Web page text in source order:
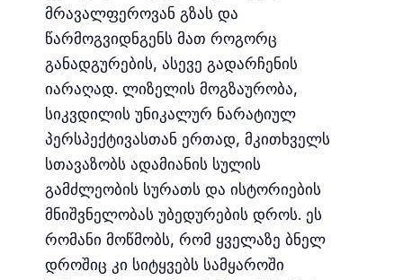
მრავალფეროვან გზას და
წარმოგვიდნგენს მათ როგორც
განადგურების, ასევე გადარჩენის
იარაღად. ლიზელის მოგზაურობა,
სიკვდილის უნიკალურ ნარატიულ
პერსპექტივასთან ერთად, მკითხველს
სთავაზობს ადამიანის სულის
გამძლეობის სურათს და ისტორიების
მნიშვნელობას უბედურების დროს. ეს
რომანი მოწმობს, რომ ყველაზე ბნელ
დროშიც კი სიტყვებს სამყაროში